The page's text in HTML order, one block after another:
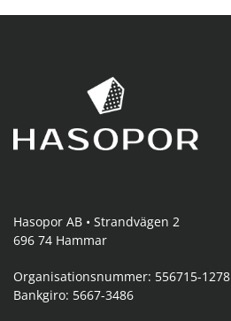
Hasopor AB • Strandvägen 2
696 74 Hammar
Organisationsnummer: 556715-1278
Bankgiro: 5667-3486